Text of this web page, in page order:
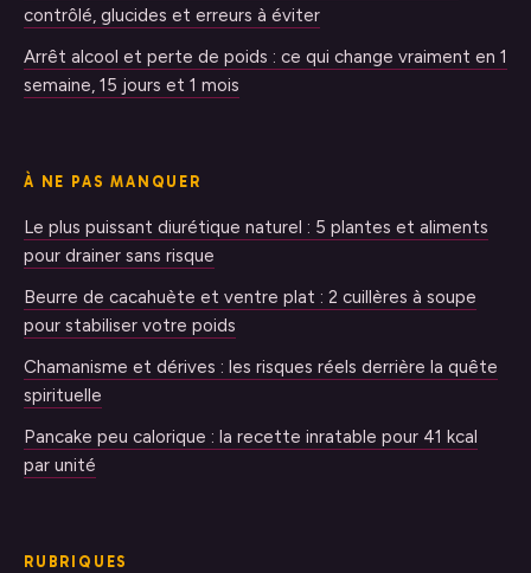
contrôlé, glucides et erreurs à éviter
Arrêt alcool et perte de poids : ce qui change vraiment en 1
semaine, 15 jours et 1 mois
À NE PAS MANQUER
Le plus puissant diurétique naturel : 5 plantes et aliments
pour drainer sans risque
Beurre de cacahuète et ventre plat : 2 cuillères à soupe
pour stabiliser votre poids
Chamanisme et dérives : les risques réels derrière la quête
spirituelle
Pancake peu calorique : la recette inratable pour 41 kcal
par unité
RUBRIQUES